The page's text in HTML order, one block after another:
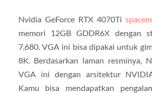
Nvidia GeForce RTX 4070Ti
memori 12GB GDDR6X dengan
7,680. VGA ini bisa dipakai untuk
8K. Berdasarkan laman resminya,
VGA ini dengan arsitektur
Kamu bisa mendapatkan